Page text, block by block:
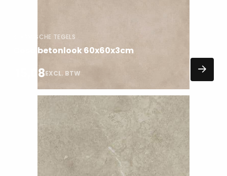
KERAMISCHE TEGELS
Cosa betonlook 60x60x3cm
15,08EXCL. BTW